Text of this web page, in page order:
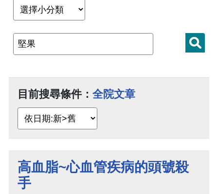
目前搜尋條件： 全院文章
高血脂~心血管疾病的頭號殺
手